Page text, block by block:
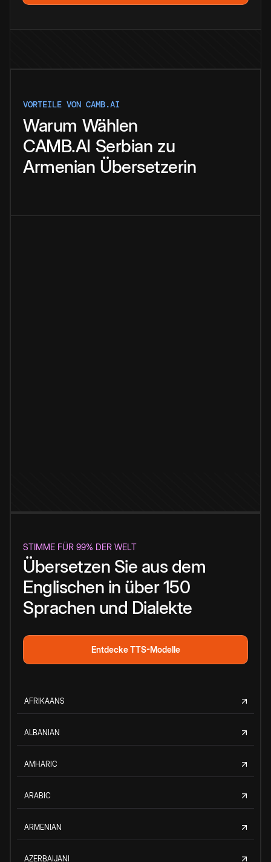
VORTEILE VON CAMB.AI
Warum Wählen
CAMB.AI Serbian zu
Armenian Übersetzerin
STIMME FÜR 99% DER WELT
Übersetzen Sie aus dem
Englischen in über 150
Sprachen und Dialekte
Entdecke TTS-Modelle
AFRIKAANS
ALBANIAN
AMHARIC
ARABIC
ARMENIAN
AZERBAIJANI